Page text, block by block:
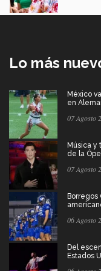
Lo más
México
en
07 Agosto
Música y
de la
07 Agosto
Borregos
06 Agosto
Del
Estados